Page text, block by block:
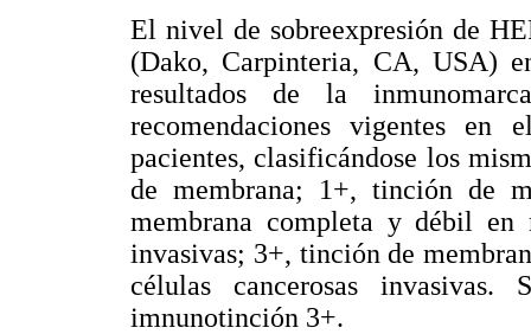
El nivel de sobreexpresión de
(Dako, Carpinteria, CA, USA)
resultados de la
recomendaciones vigentes en
pacientes, clasificándose los
de membrana; 1+, tinción de
membrana completa y débil en
invasivas; 3+, tinción de
células cancerosas
imnunotinción 3+.